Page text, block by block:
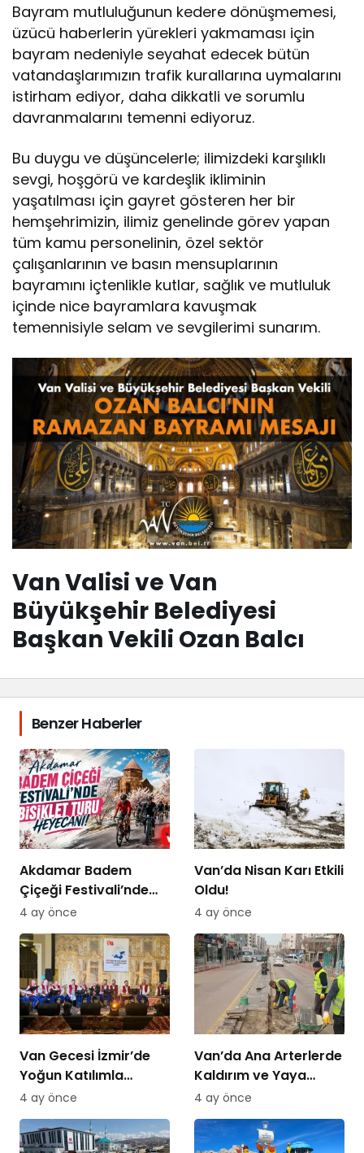
Bayram mutluluğunun kedere dönüşmemesi,
üzücü haberlerin yürekleri yakmaması için
bayram nedeniyle seyahat edecek bütün
vatandaşlarımızın trafik kurallarına uymalarını
istirham ediyor, daha dikkatli ve sorumlu
davranmalarını temenni ediyoruz.
Bu duygu ve düşüncelerle; ilimizdeki karşılıklı
sevgi, hoşgörü ve kardeşlik ikliminin
yaşatılması için gayret gösteren her bir
hemşehrimizin, ilimiz genelinde görev yapan
tüm kamu personelinin, özel sektör
çalışanlarının ve basın mensuplarının
bayramını içtenlikle kutlar, sağlık ve mutluluk
içinde nice bayramlara kavuşmak
temennisiyle selam ve sevgilerimi sunarım.
Van Valisi ve Van
Büyükşehir Belediyesi
Başkan Vekili Ozan Balcı
Benzer Haberler
Akdamar Badem
Çiçeği Festivali’nde
Bisiklet Turu Heyecanı
4 ay önce
Van’da Nisan Karı Etkili
Oldu!
4 ay önce
Van Gecesi İzmir’de
Yoğun Katılımla
Düzenlendi
4 ay önce
Van’da Ana Arterlerde
Kaldırım ve Yaya
Yolları Yenileniyor
4 ay önce